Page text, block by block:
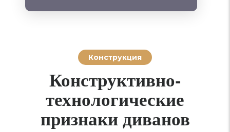
Конструкция
Конструктивно-
технологические
признаки диванов